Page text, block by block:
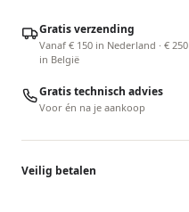
Gratis verzending
Vanaf € 150 in Nederland · € 250
in België
Gratis technisch advies
Voor én na je aankoop
Veilig betalen